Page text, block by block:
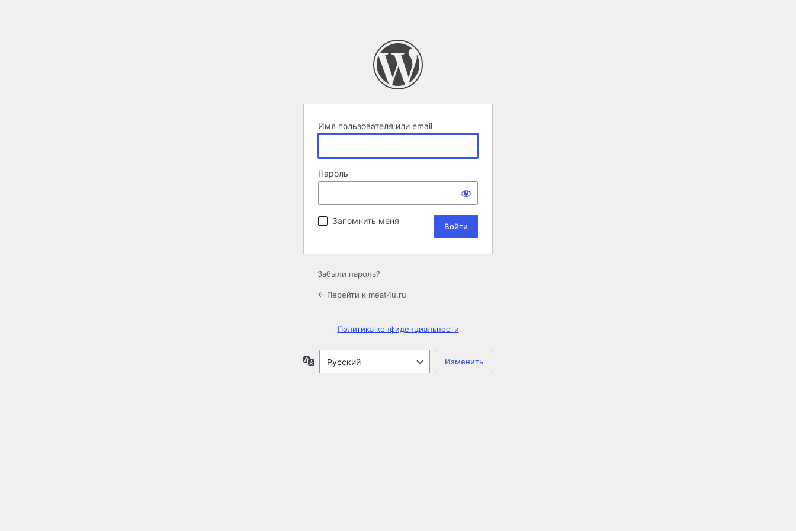
Имя пользователя или email
Пароль
Запомнить меня
Забыли пароль?
← Перейти к meat4u.ru
Политика конфиденциальности
Язык